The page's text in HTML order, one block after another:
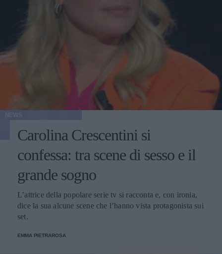
Carolina Crescentini si
confessa: tra scene di sesso e il
grande sogno
L’attrice della popolare serie tv si racconta e, con ironia,
dice la sua alcune scene che l’hanno vista protagonista sui
set.
EMMA PIETRAROSA